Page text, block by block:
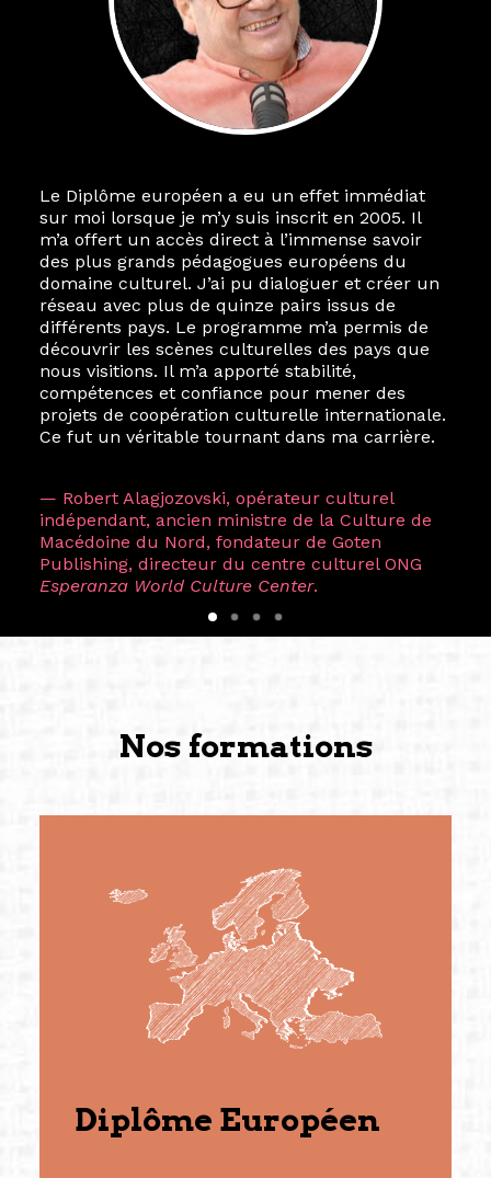
Le Diplôme européen a eu un effet immédiat
sur moi lorsque je m’y suis inscrit en 2005. Il
m’a offert un accès direct à l’immense savoir
des plus grands pédagogues européens du
domaine culturel. J’ai pu dialoguer et créer un
réseau avec plus de quinze pairs issus de
différents pays. Le programme m’a permis de
découvrir les scènes culturelles des pays que
nous visitions. Il m’a apporté stabilité,
compétences et confiance pour mener des
projets de coopération culturelle internationale.
Ce fut un véritable tournant dans ma carrière.
— Robert Alagjozovski, opérateur culturel
indépendant, ancien ministre de la Culture de
Macédoine du Nord, fondateur de Goten
Publishing, directeur du centre culturel ONG
Esperanza World Culture Center.
Nos formations
Diplôme Européen